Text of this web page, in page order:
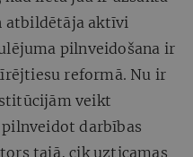
atbildētāja aktīvi
pilnveidošana ir
reformā. Nu ir
veikt
darbības
tajā, cik uzticamas